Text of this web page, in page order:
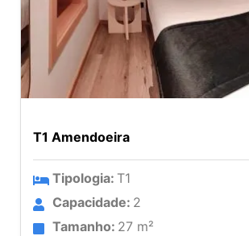
T1 Amendoeira
Tipologia: T1
Capacidade: 2
Tamanho: 27 m²